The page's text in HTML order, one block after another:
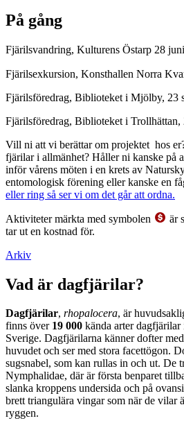
På gång
Fjärilsvandring, Kulturens Östarp 28 juni
Fjärilsexkursion, Konsthallen Norra
Fjärilsföredrag, Biblioteket i Mjölby, 23
Fjärilsföredrag, Biblioteket i Trollhättan,
Vill ni att vi berättar om projektet hos
fjärilar i allmänhet? Håller ni kanske på
inför vårens möten i en krets av
entomologisk förening eller kanske en
eller ring så ser vi om det går att ordna.
Aktiviteter märkta med symbolen
är
tar ut en kostnad för.
Arkiv
Vad är dagfjärilar?
Dagfjärilar, rhopalocera, är
finns över 19 000 kända arter
Sverige. Dagfjärilarna känner dofter
huvudet och ser med stora facettögon.
sugsnabel, som kan rullas in och ut. De
Nymphalidae, där är första benparet
slanka kroppens undersida och på
brett triangulära vingar som när de vilar
ryggen.